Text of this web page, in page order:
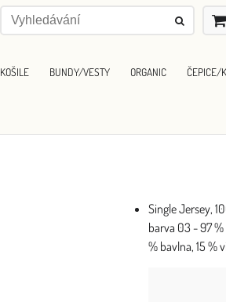
KOŠILE BUNDY/VESTY ORGANIC ČEPICE/
Single Jersey,
barva 03 - 97 %
% bavlna, 15 %